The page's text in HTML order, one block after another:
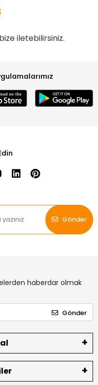
iletebilirsiniz.
Gönder
haberdar olmak
Gönder